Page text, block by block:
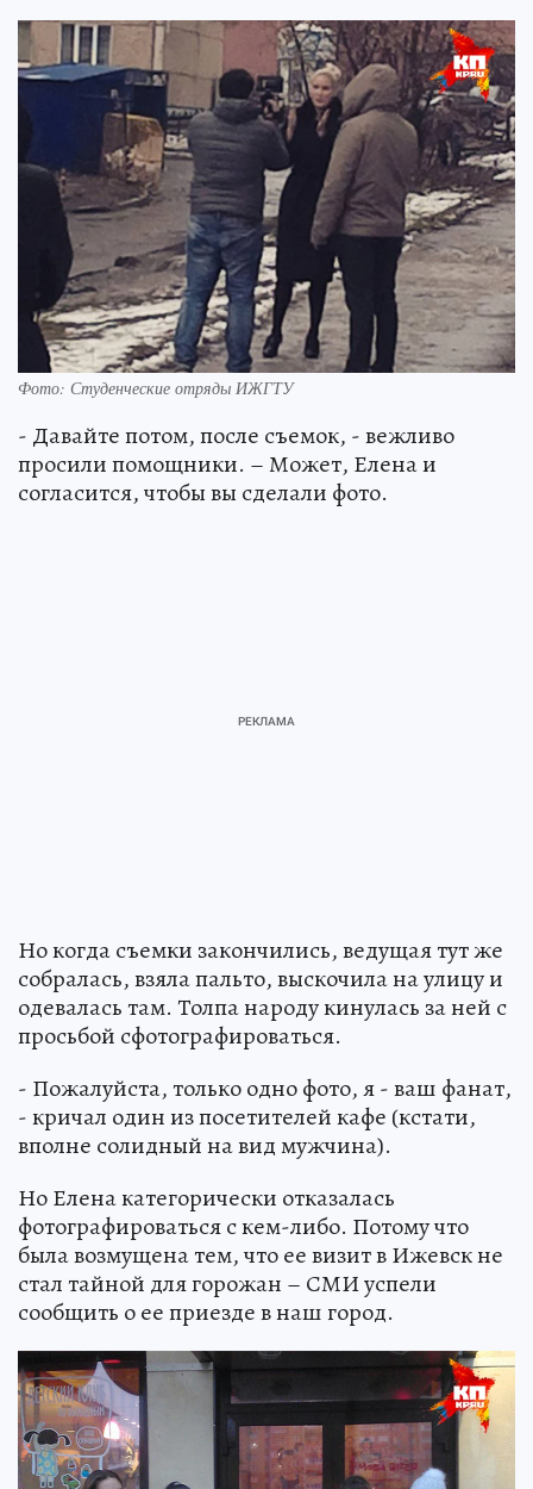
Фото: Студенческие отряды ИЖГТУ
- Давайте потом, после съемок, - вежливо
просили помощники. – Может, Елена и
согласится, чтобы вы сделали фото.
Но когда съемки закончились, ведущая тут же
собралась, взяла пальто, выскочила на улицу и
одевалась там. Толпа народу кинулась за ней с
просьбой сфотографироваться.
- Пожалуйста, только одно фото, я - ваш фанат,
- кричал один из посетителей кафе (кстати,
вполне солидный на вид мужчина).
Но Елена категорически отказалась
фотографироваться с кем-либо. Потому что
была возмущена тем, что ее визит в Ижевск не
стал тайной для горожан – СМИ успели
сообщить о ее приезде в наш город.